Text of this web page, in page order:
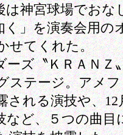
は神宮球場でおな
く」を演奏会用の
せてくれた。
ズ〝ＫＲＡＮＺ
ステージ。アメ
される演技や、12
など、５つの曲目